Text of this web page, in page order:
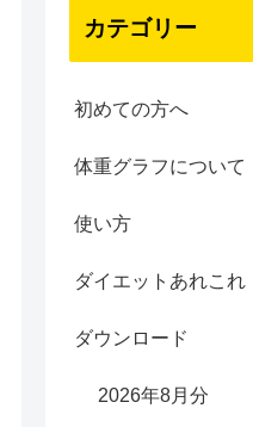
カテゴリー
初めての方へ
体重グラフについて
使い方
ダイエットあれこれ
ダウンロード
2026年8月分